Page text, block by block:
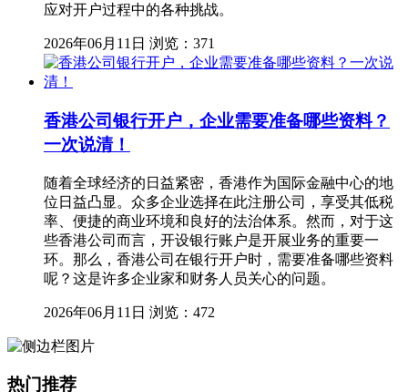
应对开户过程中的各种挑战。
2026年06月11日 浏览：371
香港公司银行开户，企业需要准备哪些资料？
一次说清！
随着全球经济的日益紧密，香港作为国际金融中心的地
位日益凸显。众多企业选择在此注册公司，享受其低税
率、便捷的商业环境和良好的法治体系。然而，对于这
些香港公司而言，开设银行账户是开展业务的重要一
环。那么，香港公司在银行开户时，需要准备哪些资料
呢？这是许多企业家和财务人员关心的问题。
2026年06月11日 浏览：472
热门推荐